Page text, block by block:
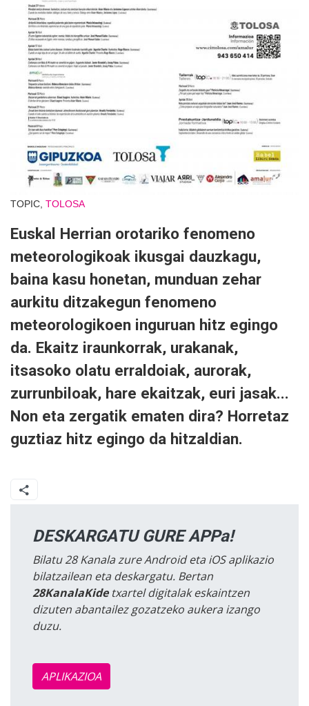
TOPIC, TOLOSA
Euskal Herrian orotariko fenomeno
meteorologikoak ikusgai dauzkagu,
baina kasu honetan, munduan zehar
aurkitu ditzakegun fenomeno
meteorologikoen inguruan hitz egingo
da. Ekaitz iraunkorrak, urakanak,
itsasoko olatu erraldoiak, aurorak,
zurrunbiloak, hare ekaitzak, euri jasak...
Non eta zergatik ematen dira? Horretaz
guztiaz hitz egingo da hitzaldian.
DESKARGATU GURE APPa!
Bilatu 28 Kanala zure Android eta iOS aplikazio
bilatzailean eta deskargatu. Bertan
28KanalaKidetxartel digitalak eskaintzen
dizuten abantailez gozatzeko aukera izango
duzu.
APLIKAZIOA